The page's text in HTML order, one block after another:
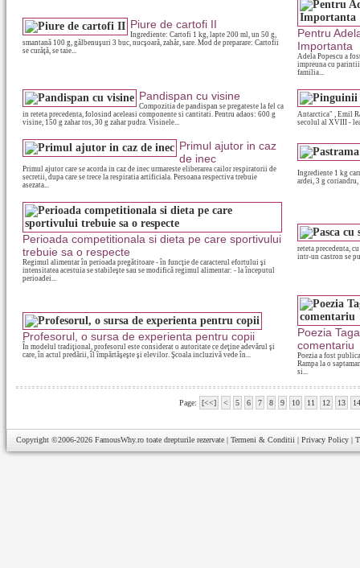
Piure de cartofi II
Ingrediente: Cartofi 1 kg, lapte 200 ml, un 50 g,
smantană 100 g, gălbenuşuri 3 buc, nucşoară, zahăr, sare. Mod de preparare: Cartofii
se curăţă, se taie...
Pentru
Importanta
Adela Popescu a
impreuna cu
familia...
Pandispan cu visine
Compozitia de pandispan se pregateste la fel ca
in reteta precedenta, folosind aceleasi componente si cantitati. Pentru adaos: 600 g
visine, 150 g zahar tos, 30 g zahar pudra. Visinele...
Antarctica" , Emil
secolul al XVIII -
Primul ajutor in caz
de inec
Primul ajutor care se acorda in caz de inec urmareste eliberarea cailor respiratorii de
secretii, dupa care se trece la respiratia artificiala. Persoana respectiva trebuie
asezata...
Ingrediente 1 kg
ardei, 3 g
Perioada competitionala si dieta pe care sportivului
trebuie sa o respecte
Regimul alimentar în perioada pregătitoare - în funcţie de caracterul efortului şi
intensitatea acestuia se stabileşte sau se modifică regimul alimentar: - la începutul
perioadei...
reteta precedenta,
intr-un castron se
Profesorul, o sursa de experienta pentru copii
În modelul tradiţional, profesorul este considerat o autoritate ce deţine adevărul şi
care, în actul predării, îl împărtăşeşte şi elevilor. Şcoala incluzivă vede în...
Poezia
comentariu
Poezia a fost
Rampa la o
si...
Page: [<<] < 5 6 7 8 9 10 11 12 13 14
Copyright ©2006-2026 FamousWhy.ro toate drepturile rezervate | Termeni & Conditii | Privacy Policy |